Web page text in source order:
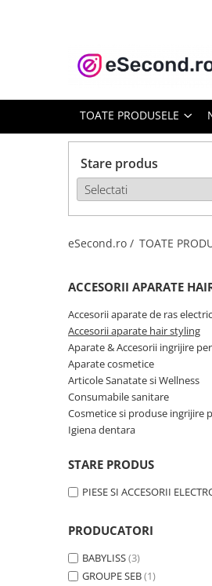
TOATE PRODUSELE
Accesorii Auto
Echipamente pentru Atelier
Electronice Auto
Reparatii si echipamente auto
Casa, Gradina & Bricolaj
Accesorii usi
Bucatarie & Servire
Curatenie si intretinere
Decoratiuni
Hobby-uri creative
Iluminat & Electrice
Mobila gradina & terasa
Mobila Living & Dining
Organizare si depozitare
TOATE PRODUSELE
Stare produs
eSecond.ro / TOATE
ACCESORII APARATE
Accesorii aparate de ras
Accesorii aparate hair styling
Aparate & Accesorii ingrijire
Aparate cosmetice
Articole Sanatate si Wellness
Consumabile sanitare
Cosmetice si produse ingrijire
Igiena dentara
STARE PRODUS
PIESE SI ACCESORII
PRODUCATORI
BABYLISS(3)
GROUPE SEB(1)